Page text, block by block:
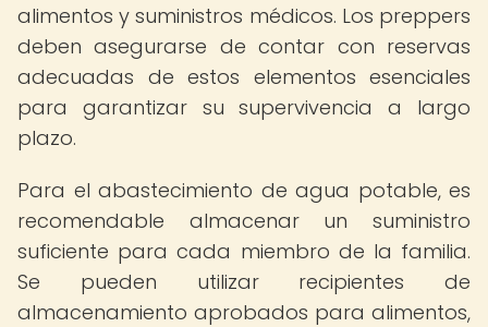
alimentos y suministros médicos. Los preppers
deben asegurarse de contar con reservas
adecuadas de estos elementos esenciales
para garantizar su supervivencia a largo
plazo.
Para el abastecimiento de agua potable, es
recomendable almacenar un suministro
suficiente para cada miembro de la familia.
Se pueden utilizar recipientes de
almacenamiento aprobados para alimentos,